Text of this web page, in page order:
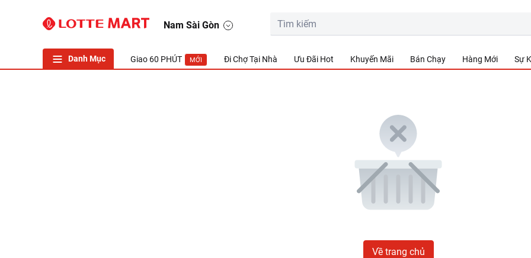
Nam Sài Gòn
Danh Mục Giao 60 PHÚT MỚI Đi Chợ Tại Nhà Ưu Đãi Hot Khuyến Mãi Bán Chạy Hàng Mới Sự
Về trang chủ